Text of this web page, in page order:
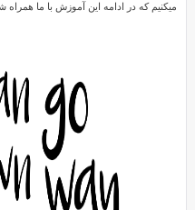
میکنیم که در ادامه این آموزش با ما همراه